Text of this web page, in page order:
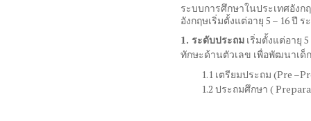
ระบบการศึกษาในประเทศอัง
อังกฤษเริ่มตั้งแต่อายุ 5 – 16ปี ร
1. ระดับประถม เริ่มตั้งแต่อายุ
ทักษะด้านตัวเลข เพื่อพัฒนาเด็
1.1 เตรียมประถม (Pre
1.2 ประถมศึกษา (